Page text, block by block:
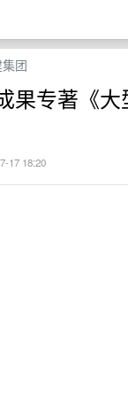
团
果专著《
17 18:20